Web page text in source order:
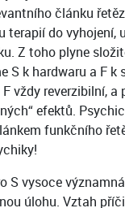
článku
terapií do vyhojení,
Z toho plyne
S k hardwaru a F k
vždy reverzibilní,
efektů.
funkčního
S vysoce
úlohu. Vztah